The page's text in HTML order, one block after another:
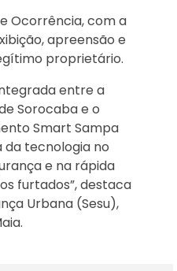
Ocorrência, com a
apreensão e
proprietário.
entre a
Sorocaba e o
Smart Sampa
tecnologia no
e na rápida
furtados”, destaca
Urbana (Sesu),